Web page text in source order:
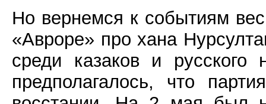
Но вернемся к событиям
«Авроре» про хана
среди казаков и русского
предполагалось, что